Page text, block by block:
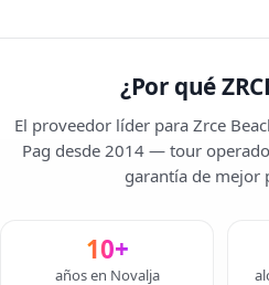
¿Por qué
El proveedor líder para Zrce
Pag desde 2014 — tour
garantía de mejor
10+
años en Novalja